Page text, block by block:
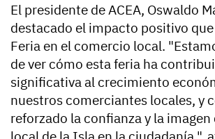
El presidente de ACEA, Oswaldo
destacado el impacto positivo
Feria en el comercio local.
de ver cómo esta feria ha
significativa al crecimiento
nuestros comerciantes locales, y
reforzado la confianza y la